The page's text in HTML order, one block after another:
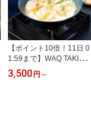
【ポイント10倍！11日 0
1:59まで】WAQ TAKIBIN
G FRYPAN Deep 焚き火
フライパン 焚き火パン
3,500 円 ～